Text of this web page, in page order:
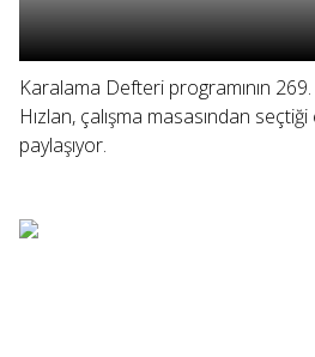
Karalama Defteri programının
Hızlan, çalışma masasından
paylaşıyor.